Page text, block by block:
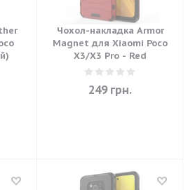
Чохол-накладка Armor
Magnet для Xiaomi Poco
X3/X3 Pro - Red
249грн.